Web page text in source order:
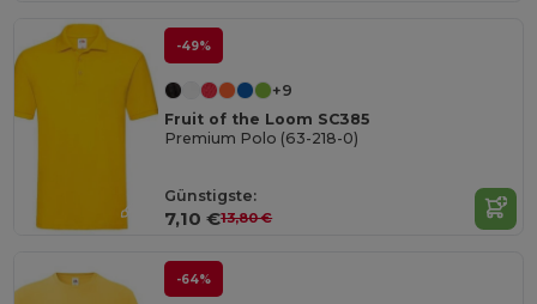
-49%
+9
Fruit of the Loom SC385
Premium Polo (63-218-0)
Günstigste:
7,10 €13,80 €
-64%